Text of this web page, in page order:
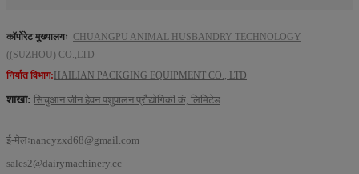
कॉर्पोरेट मुख्यालयः CHUANGPU ANIMAL HUSBANDRY TECHNOLOGY
((SUZHOU) CO.,LTD
निर्यात विभाग:HAILIAN PACKGING EQUIPMENT CO., LTD
शाखा: सिचुआन जीन हेवन पशुपालन प्रौद्योगिकी कं, लिमिटेड
ई-मेलःnancyzxd68@gmail.com
sales2@dairymachinery.cc